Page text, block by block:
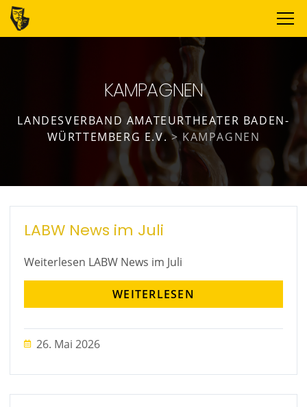
KAMPAGNEN
LANDESVERBAND AMATEURTHEATER BADEN-
WÜRTTEMBERG E.V.> KAMPAGNEN
LABW News im Juli
Weiterlesen LABW News im Juli
WEITERLESEN
26. Mai 2026